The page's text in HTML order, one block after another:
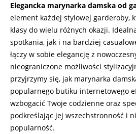
Elegancka marynarka damska od
element każdej stylowej garderoby,
klasy do wielu różnych okazji.
spotkania, jak i na bardziej
łączy w sobie elegancję z
nieograniczone możliwości
przyjrzymy się, jak marynarka
popularnego butiku internetowego
wzbogacić Twoje codzienne oraz
podkreślając jej wszechstronność i
popularność.